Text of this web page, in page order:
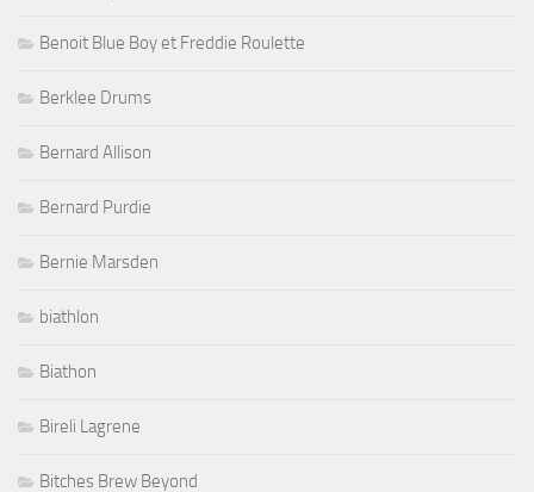
Benoit Blue Boy et Freddie Roulette
Berklee Drums
Bernard Allison
Bernard Purdie
Bernie Marsden
biathlon
Biathon
Bireli Lagrene
Bitches Brew Beyond